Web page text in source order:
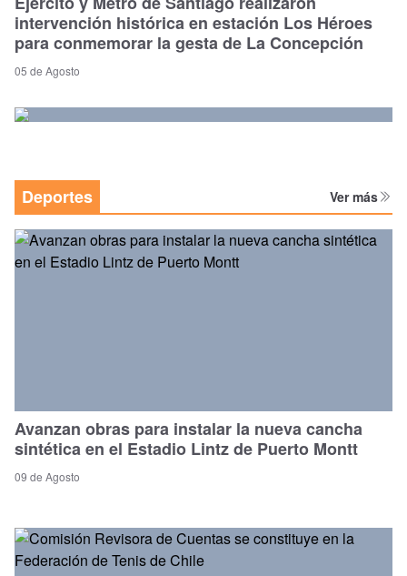
intervención histórica en estación Los Héroes
para conmemorar la gesta de La Concepción
05 de Agosto
Deportes Ver más
Avanzan obras para instalar la nueva cancha
sintética en el Estadio Lintz de Puerto Montt
09 de Agosto